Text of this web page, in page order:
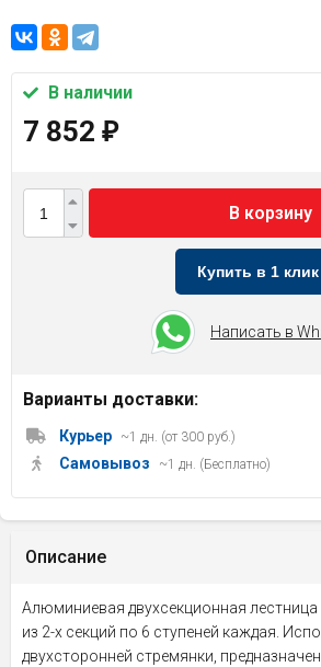
В наличии
7 852 ₽
В корзину
Купить в 1 клик
Написать в
Варианты доставки:
Курьер ~1 дн. (от 300 руб.)
Самовывоз ~1 дн. (Бесплатно)
Описание
Алюминиевая двухсекционная лестница
из 2-х секций по 6 ступеней каждая.
двухсторонней стремянки,